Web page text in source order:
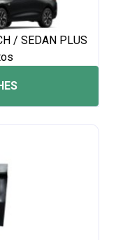
/ SEDAN PLUS